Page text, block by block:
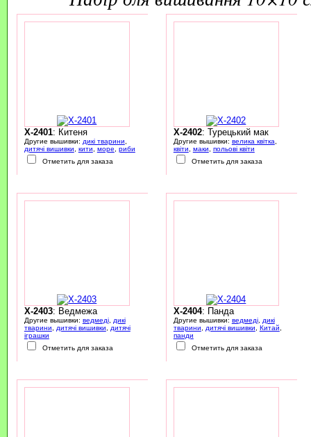
X-2401: Китеня
Другие вышивки: дикі тварини
дитячі вишивки
кити море
риби
Отметить для заказа
X-2402: Турецький мак
Другие вышивки: велика квітка
квіти
маки
польові квіти
Отметить для заказа
X-2403: Ведмежа
Другие вышивки: ведмеді,
дикі
тварини
дитячі вишивки
дитячі
іграшки
Отметить для заказа
X-2404: Панда
Другие вышивки: ведмеді,
дикі
тварини
дитячі вишивки Китай
панди
Отметить для заказа